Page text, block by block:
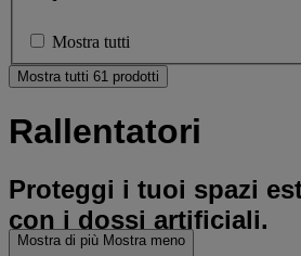
Mostra tutti
Mostra tutti 61 prodotti
Rallentatori
Proteggi i tuoi spazi
con i dossi artificiali.
Mostra di più Mostra meno